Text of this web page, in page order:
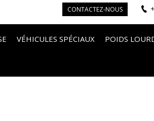
CONTACTEZ-NOUS
VÉHICULES SPÉCIAUX POIDS